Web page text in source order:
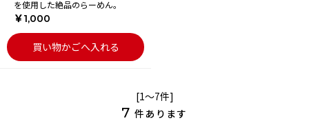
を使用した絶品のらーめん。
￥1,000
買い物かごへ入れる
[1～7件]
7 件あります